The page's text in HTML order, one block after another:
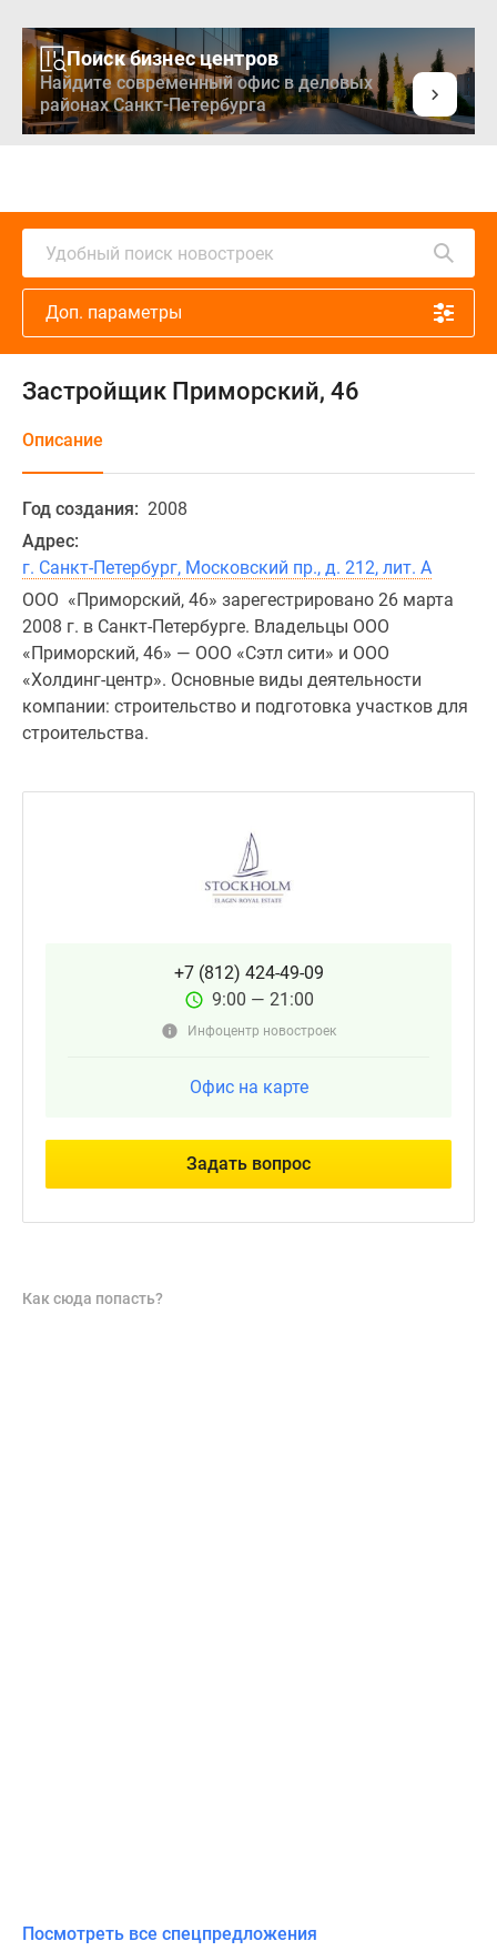
Поиск бизнес центров
Найдите современный офис в деловых
районах Санкт-Петербурга
Удобный поиск новостроек
Доп. параметры
Застройщик Приморский, 46
Описание
Год создания: 2008
Адрес:
г. Санкт-Петербург, Московский пр., д. 212, лит. А
ООО «Приморский, 46» зарегестрировано 26 марта
2008 г. в Санкт-Петербурге. Владельцы ООО
«Приморский, 46» — ООО «Сэтл сити» и ООО
«Холдинг-центр». Основные виды деятельности
компании: строительство и подготовка участков для
строительства.
+7 (812) 424-49-09
9:00 — 21:00
Инфоцентр новостроек
Офис на карте
Задать вопрос
Как сюда попасть?
Посмотреть все спецпредложения